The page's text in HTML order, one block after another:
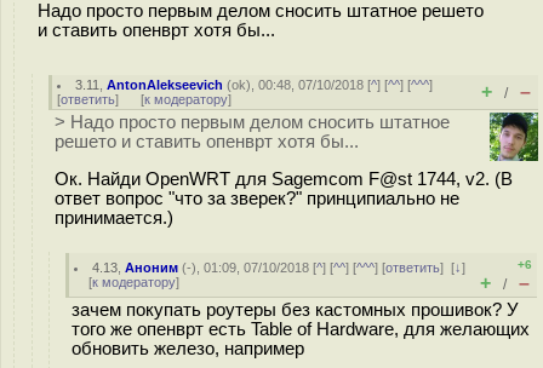
Надо просто первым делом сносить штатное рeшето
и ставить опенврт хотя бы...
3.11 ,AntonAlekseevich (ok), 00:48, 07/10/2018 [^] [^^] [^^^]
[ответить] [к модератору] + / –
> Надо просто первым делом сносить штатное
рeшето и ставить опенврт хотя бы...
Ок. Найди OpenWRT для Sagemcom F@st 1744, v2. (В
ответ вопрос "что за зверек?" принципиально не
принимается.)
4.13 ,Аноним (-), 01:09, 07/10/2018 [^] [^^] [^^^] [ответить][↓]
[к модератору]
+6
+ / –
зачем покупать роутеры без кастомных прошивок? У
того же опенврт есть Table of Hardware, для желающих
обновить железо, например